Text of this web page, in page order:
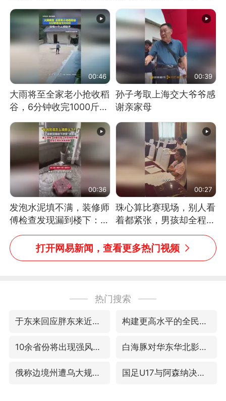
快乐长这样
网友：果然言传不如身
教！
00:46
大雨将至全家老小抢收稻
谷，6分钟收完1000斤，
没有一个人掉链子
00:39
孙子考取上海交大爷爷感
谢亲家母
00:36
发泡水泥填不满，装修师
傅检查发现漏到楼下：出
风口未延伸到外墙
00:27
珠心算比赛现场，别人看
着都紧张，男孩却全程气
定神闲、从容作答，最终
拿下冠军。网友：这淡定
的样子，一看就是有实
打开网易新闻，查看更多热门视频
热门搜索
于东来回应胖东来近25年老店年底关闭 构建更高水平的全民健身公共服务体系
10余省份将出现强风雨 局地特大暴雨 白海豚对华东华北影响会大于巴威
俄称边境州遭乌大规模袭击已致13伤 国足U17与阿森纳决赛取消 并列冠军